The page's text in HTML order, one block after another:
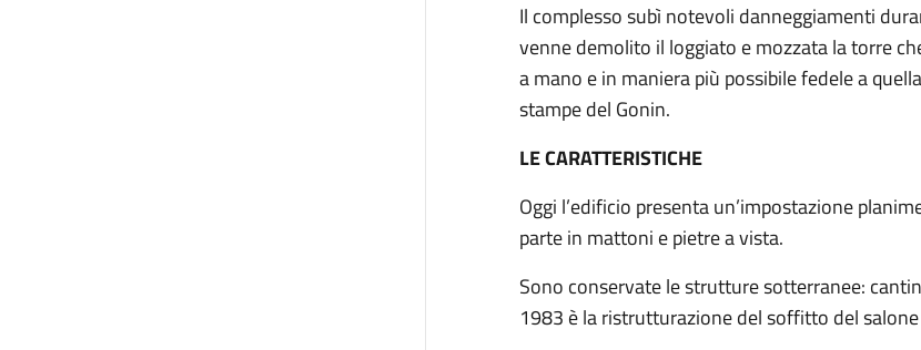
Il complesso subì notevoli danneggiamenti
venne demolito il loggiato e mozzata la torre
a mano e in maniera più possibile fedele a
stampe del Gonin.
LE CARATTERISTICHE
Oggi l’edificio presenta un’impostazione
parte in mattoni e pietre a vista.
Sono conservate le strutture sotterranee:
1983 è la ristrutturazione del soffitto del